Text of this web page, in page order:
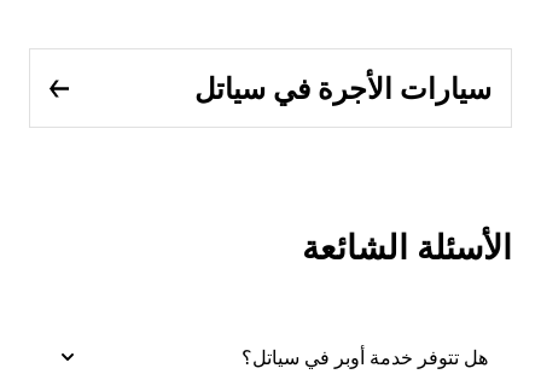
سيارات الأجرة في سياتل
الأسئلة الشائعة
هل تتوفر خدمة أوبر في سياتل؟